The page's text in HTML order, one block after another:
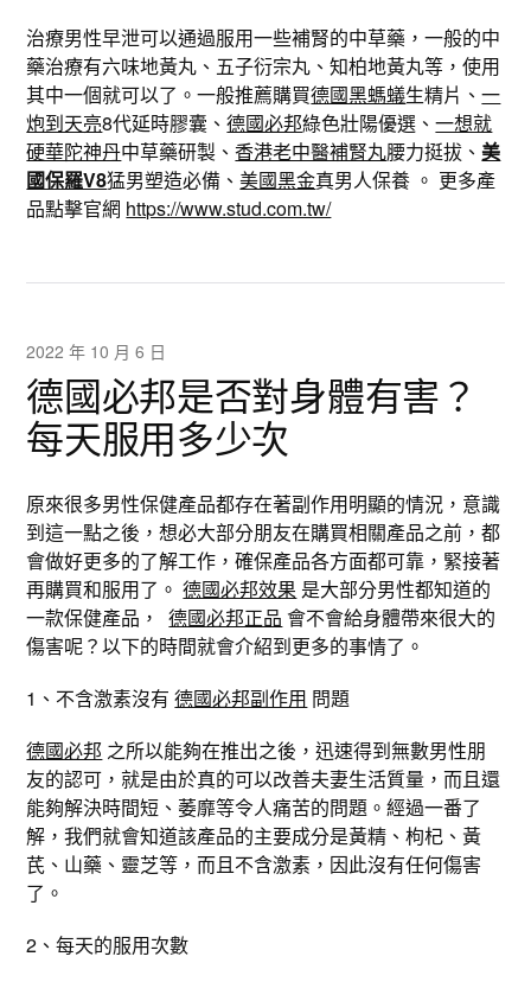
治療男性早泄可以通過服用一些補腎的中草藥，一般的中
藥治療有六味地黃丸、五子衍宗丸、知柏地黃丸等，使用
其中一個就可以了。一般推薦購買德國黑螞蟻生精片、一
炮到天亮8代延時膠囊、德國必邦綠色壯陽優選、一想就
硬華陀神丹中草藥研製、香港老中醫補腎丸腰力挺拔、美
國保羅V8猛男塑造必備、美國黑金真男人保養 。 更多產
品點擊官網 https://www.stud.com.tw/
2022 年 10 月 6 日
德國必邦是否對身體有害？
每天服用多少次
原來很多男性保健產品都存在著副作用明顯的情況，意識
到這一點之後，想必大部分朋友在購買相關產品之前，都
會做好更多的了解工作，確保產品各方面都可靠，緊接著
再購買和服用了。德國必邦效果 是大部分男性都知道的
一款保健產品，德國必邦正品 會不會給身體帶來很大的
傷害呢？以下的時間就會介紹到更多的事情了。
1、不含激素沒有德國必邦副作用 問題
德國必邦 之所以能夠在推出之後，迅速得到無數男性朋
友的認可，就是由於真的可以改善夫妻生活質量，而且還
能夠解決時間短、萎靡等令人痛苦的問題。經過一番了
解，我們就會知道該產品的主要成分是黃精、枸杞、黃
芪、山藥、靈芝等，而且不含激素，因此沒有任何傷害
了。
2、每天的服用次數